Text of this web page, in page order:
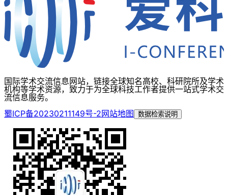
国际学术交流信息网站，链接全球知名高校、科研院所及学术
机构等学术资源，致力于为全球科技工作者提供一站式学术交
流信息服务。
蜀ICP备20230211149号-2网站地图 数据检索说明